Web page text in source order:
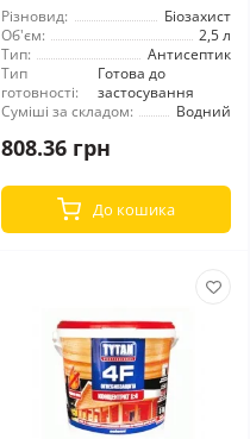
Різновид:
Біозахист
Об'єм:
2,5 л
Тип:
Антисептик
Тип
готовності:
Готова до
застосування
Суміші за складом:
Водний
808.36 грн
До кошика